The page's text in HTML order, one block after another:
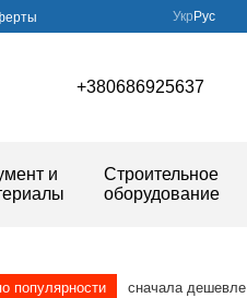
Укр Рус
+380686925637
и
Строительное
оборудование
популярности сначала дешевле